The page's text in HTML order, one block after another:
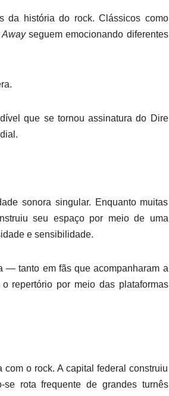
da história do rock. Clássicos como
Awayseguem emocionando diferentes
que se tornou assinatura do Dire
sonora singular. Enquanto muitas
seu espaço por meio de uma
e sensibilidade.
— tanto em fãs que acompanharam a
repertório por meio das plataformas
o rock. A capital federal construiu
rota frequente de grandes turnês